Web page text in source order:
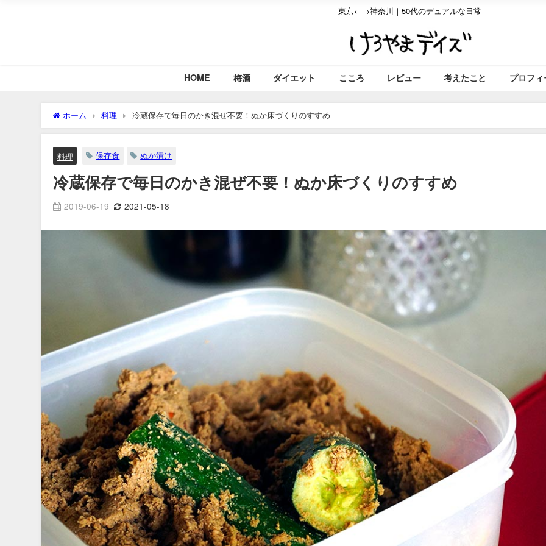
東京←→神奈川｜50代のデュアルな日常
HOME 梅酒 ダイエット こころ レビュー 考えたこと プロフィ
ホーム 料理 冷蔵保存で毎日のかき混ぜ不要！ぬか床づくりのすすめ
料理 保存食 ぬか漬け
冷蔵保存で毎日のかき混ぜ不要！ぬか床づくりのすすめ
2019-06-19 2021-05-18